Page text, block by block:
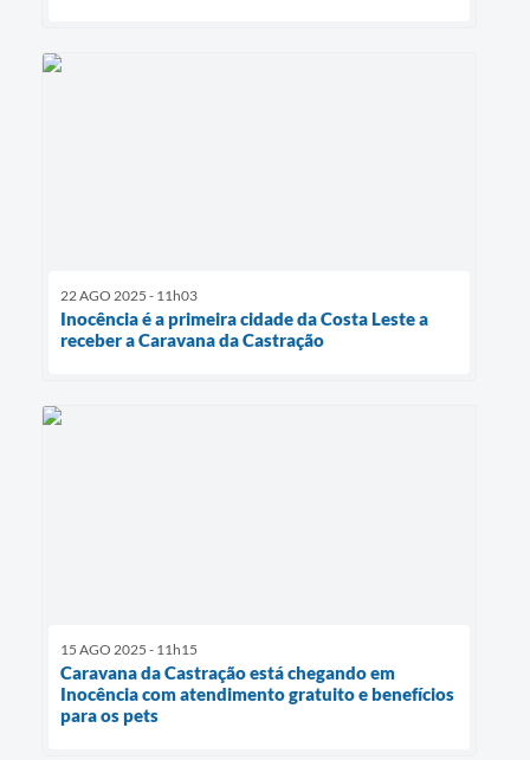
22 AGO 2025 - 11h03
Inocência é a primeira cidade da Costa Leste a
receber a Caravana da Castração
15 AGO 2025 - 11h15
Caravana da Castração está chegando em
Inocência com atendimento gratuito e benefícios
para os pets